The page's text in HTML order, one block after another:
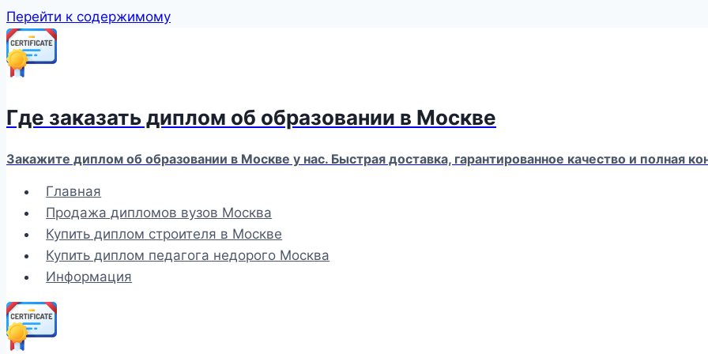
Перейти к содержимому
Где заказать диплом об образовании в Москве
Закажите диплом об образовании в Москве у нас. Быстрая доставка, гарантированное качество и полная
Главная
Продажа дипломов вузов Москва
Купить диплом строителя в Москве
Купить диплом педагога недорого Москва
Информация